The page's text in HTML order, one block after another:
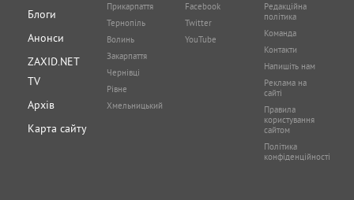
Блоги
Анонси
ZAXID.NET
TV
Архів
Карта сайту
Прикарпаття
Тернопіль
Волинь
Закарпаття
Чернівці
Рівне
Хмельницький
Facebook
Twitter
YouTube
Редакційна
політика
Команда
Контакти
Напишіть нам
Реклама на
сайті
Правила
користування
сайтом
Політика
конфіденційності